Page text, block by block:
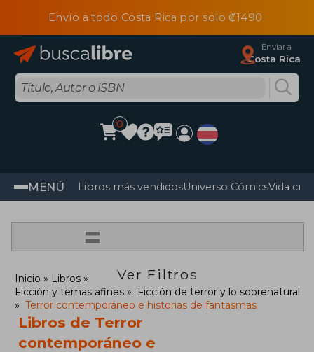
Envío a todo Costa Rica por solo ₡1490
Enviar a
Costa Rica
0
MENÚ Libros más vendidosUniverso CómicsVida
=
Ver Filtros
Inicio
Libros
Ficción y temas afines
Ficción de terror y lo sobrenatural
Terror contemporáneo e historias de fantasmas
Libros de Terror
contemporáneo e